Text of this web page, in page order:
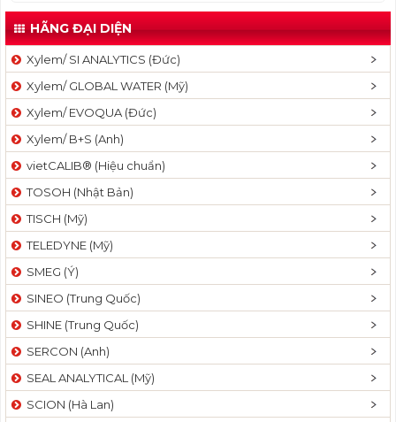
HÃNG ĐẠI DIỆN
Xylem/ SI ANALYTICS (Đức)
Xylem/ GLOBAL WATER (Mỹ)
Xylem/ EVOQUA (Đức)
Xylem/ B+S (Anh)
vietCALIB® (Hiệu chuẩn)
TOSOH (Nhật Bản)
TISCH (Mỹ)
TELEDYNE (Mỹ)
SMEG (Ý)
SINEO (Trung Quốc)
SHINE (Trung Quốc)
SERCON (Anh)
SEAL ANALYTICAL (Mỹ)
SCION (Hà Lan)